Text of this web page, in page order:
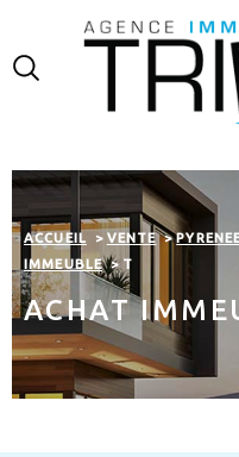
lamenu
contenu
ACCUEIL VENTE
IMMEUBLE
T
ACHAT